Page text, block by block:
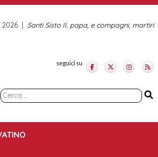
Santi Sisto II, papa, e compagni, martiri
2026
seguici su
Ricerca